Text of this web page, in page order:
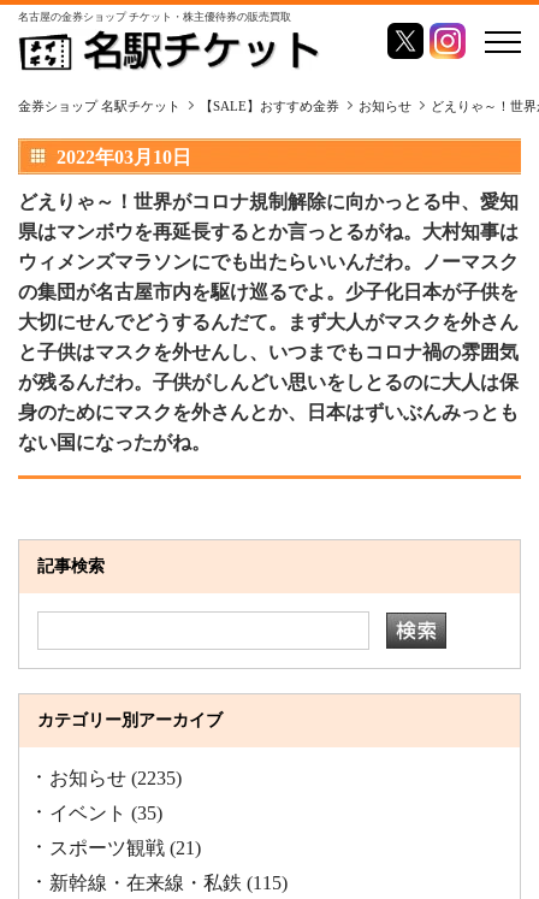
名古屋の金券ショップ チケット・株主優待券の販売買取
金券ショップ 名駅チケット 【SALE】おすすめ金券 お知らせ どえりゃ～！世
2022年03月10日
どえりゃ～！世界がコロナ規制解除に向かっとる中、愛知
県はマンボウを再延長するとか言っとるがね。大村知事は
ウィメンズマラソンにでも出たらいいんだわ。ノーマスク
の集団が名古屋市内を駆け巡るでよ。少子化日本が子供を
大切にせんでどうするんだて。まず大人がマスクを外さん
と子供はマスクを外せんし、いつまでもコロナ禍の雰囲気
が残るんだわ。子供がしんどい思いをしとるのに大人は保
身のためにマスクを外さんとか、日本はずいぶんみっとも
ない国になったがね。
記事検索
カテゴリー別アーカイブ
お知らせ (2235)
イベント (35)
スポーツ観戦 (21)
新幹線・在来線・私鉄 (115)